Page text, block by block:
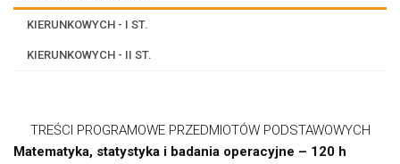
KIERUNKOWYCH - I ST.
KIERUNKOWYCH - II ST.
TREŚCI PROGRAMOWE PRZEDMIOTÓW PODSTAWOWYCH
Matematyka, statystyka i badania operacyjne – 120 h